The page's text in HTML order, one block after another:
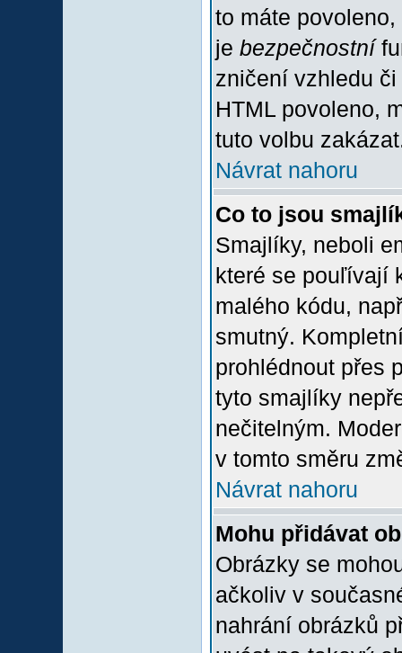
to máte
je bezpečnostní
zničení vzhledu
HTML povoleno,
tuto volbu
Návrat nahoru
Co to jsou
Smajlíky, neboli
které se pouľívají
malého kódu,
smutný.
prohlédnout přes
tyto smajlíky
nečitelným.
v tomto směru
Návrat nahoru
Mohu přidávat
Obrázky se
ačkoliv v
nahrání obrázků